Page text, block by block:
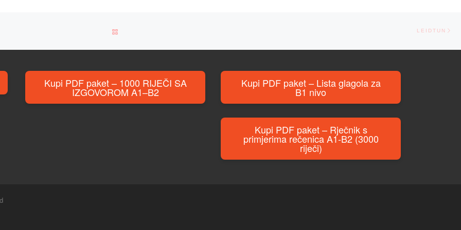
LEIDTUN
Kupi PDF paket – 1000 RIJEČI SA
IZGOVOROM A1–B2
Kupi PDF paket – Lista glagola za
B1 nivo
Kupi PDF paket – Rječnik s
primjerima rečenica A1-B2 (3000
riječi)